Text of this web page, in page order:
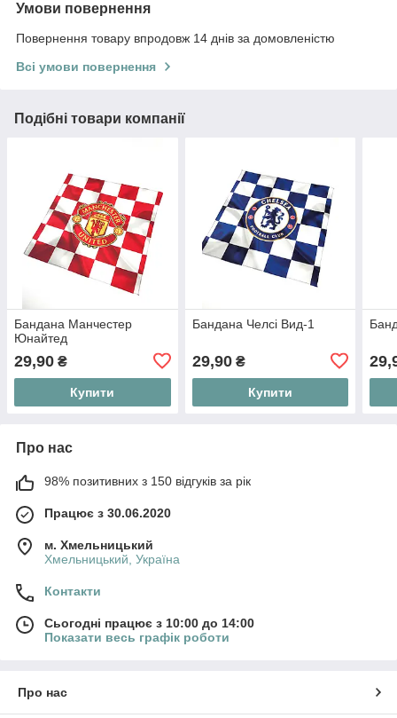
Умови повернення
Повернення товару впродовж 14 днів за домовленістю
Всі умови повернення
Подібні товари компанії
Бандана Манчестер
Юнайтед
29,90 ₴
Купити
Бандана Челсі Вид-1
29,90₴
Купити
Про нас
98% позитивних з 150 відгуків за рік
Працює з 30.06.2020
м. Хмельницький
Хмельницький, Україна
Контакти
Сьогодні працює з 10:00 до 14:00
Показати весь графік роботи
Про нас